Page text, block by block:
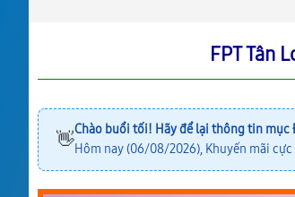
FPT Tân
👋Chào buổi tối! Hãy để lại thông tin mục
Hôm nay (06/08/2026), Khuyến mãi